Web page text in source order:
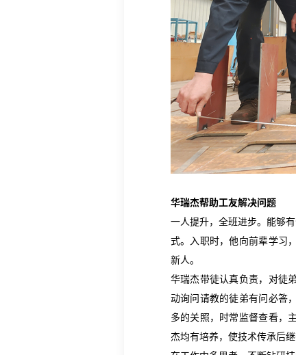
华瑞杰帮助工友解决问题
一人提升，全班进步。能够
式。入职时，他向前辈学习
新人。
华瑞杰带徒认真负责，对徒
动询问请教的徒弟有问必答
多的关照，时常监督查看，
杰均有培养，使技术传承后